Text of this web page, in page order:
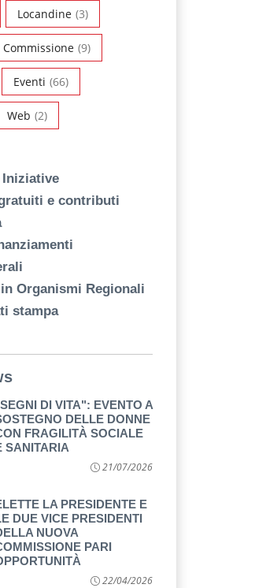
Locandine (3)
Commissione (9)
Eventi (66)
Web (2)
e contributi
Organismi Regionali
stampa
DI VITA": EVENTO A
DELLE DONNE
FRAGILITÀ SOCIALE
SANITARIA
21/07/2026
LA PRESIDENTE E
DUE VICE PRESIDENTI
NUOVA
PARI
22/04/2026